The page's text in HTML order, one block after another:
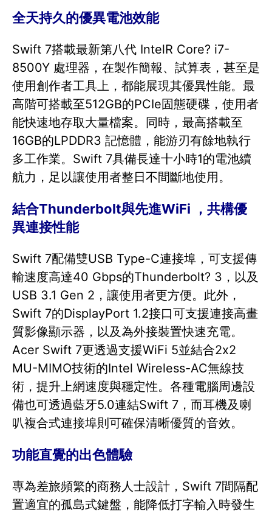
全天持久的優異電池效能
Swift 7搭載最新第八代 IntelR Core? i7-
8500Y 處理器，在製作簡報、試算表，甚至是
使用創作者工具上，都能展現其優異性能。最
高階可搭載至512GB的PCIe固態硬碟，使用者
能快速地存取大量檔案。同時，最高搭載至
16GB的LPDDR3 記憶體，能游刃有餘地執行
多工作業。Swift 7具備長達十小時1的電池續
航力，足以讓使用者整日不間斷地使用。
結合Thunderbolt與先進WiFi ，共構優
異連接性能
Swift 7配備雙USB Type-C連接埠，可支援傳
輸速度高達40 Gbps的Thunderbolt? 3，以及
USB 3.1 Gen 2，讓使用者更方便。此外，
Swift 7的DisplayPort 1.2接口可支援連接高畫
質影像顯示器，以及為外接裝置快速充電。
Acer Swift 7更透過支援WiFi 5並結合2x2
MU-MIMO技術的Intel Wireless-AC無線技
術，提升上網速度與穩定性。各種電腦周邊設
備也可透過藍牙5.0連結Swift 7，而耳機及喇
叭複合式連接埠則可確保清晰優質的音效。
功能直覺的出色體驗
專為差旅頻繁的商務人士設計，Swift 7間隔配
置適宜的孤島式鍵盤，能降低打字輸入時發生